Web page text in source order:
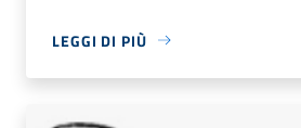
LEGGI DI PIÙ